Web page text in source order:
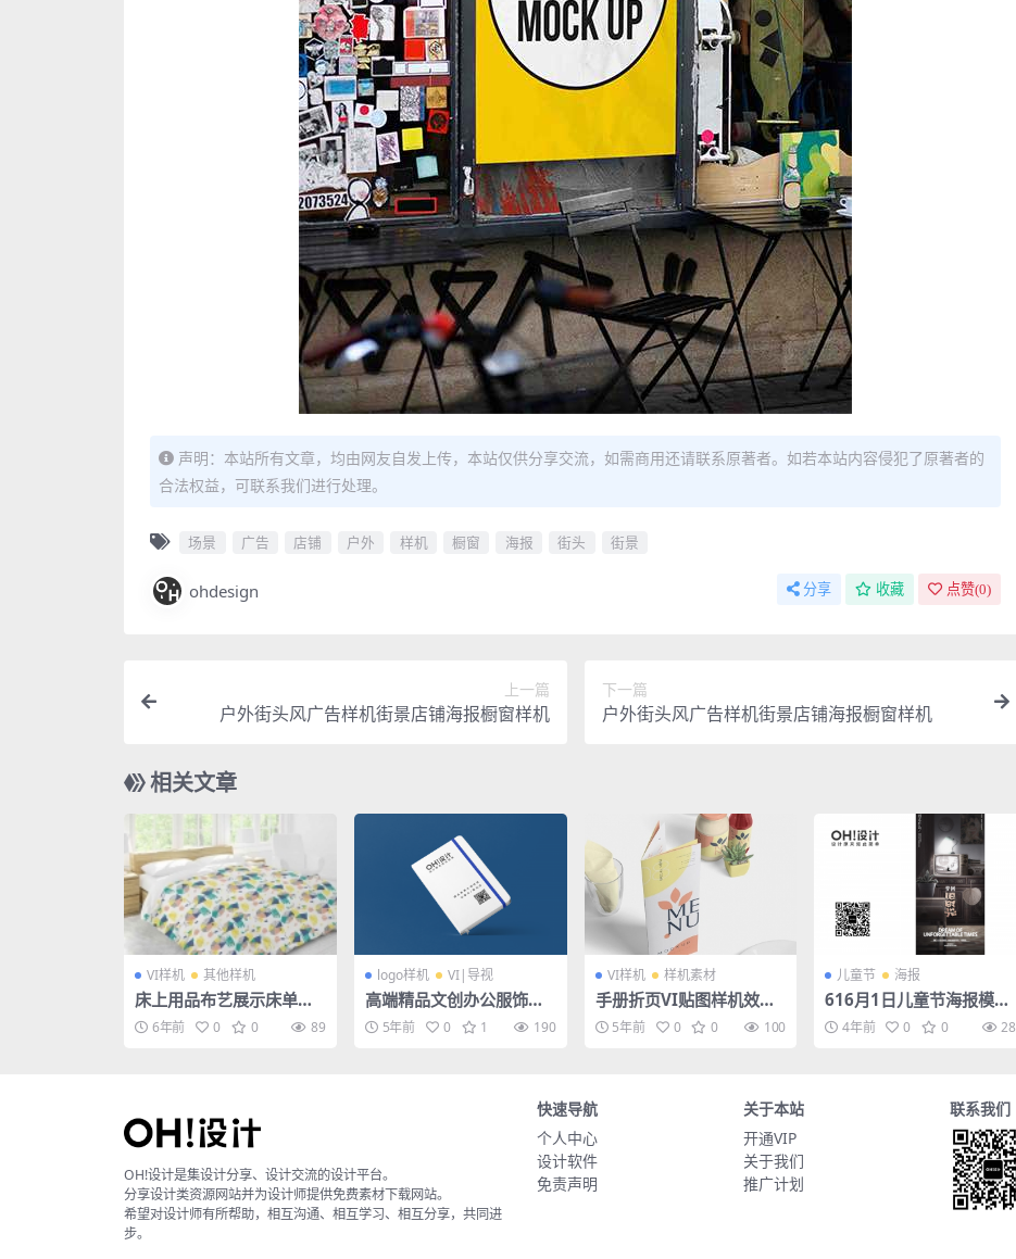
声明：本站所有文章，均由网友自发上传，本站仅供分享交流，如需商用还请联系原著者。如若本站内容侵犯了原著者的
合法权益，可联系我们进行处理。
场景 广告 店铺 户外 样机 橱窗 海报 街头 街景
ohdesign 分享 收藏 点赞(0)
上一篇
户外街头风广告样机街景店铺海报橱窗样机
下一篇
户外街头风广告样机街景店铺海报橱窗样机
相关文章
VI样机 其他样机
床上用品布艺展示床单被
褥枕头PS印花图案效果图
被子贴图样机PSD
6年前 0 0 89
logo样机 VI|导视
高端精品文创办公服饰样
机 — 笔记本记事本
5年前 0 1 190
VI样机 样机素材
手册折页VI贴图样机效果
图PS素材
5年前 0 0 100
儿童节 海报
616月1日儿童节海报模板
psd素材
4年前 0 0 28
OH!设计是集设计分享、设计交流的设计平台。
分享设计类资源网站并为设计师提供免费素材下载网站。
希望对设计师有所帮助，相互沟通、相互学习、相互分享，共同进
步。
快速导航
个人中心
设计软件
免责声明
关于本站
开通VIP
关于我们
推广计划
联系我们